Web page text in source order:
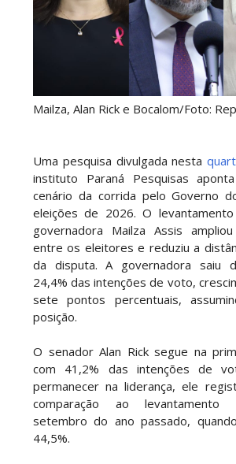
Mailza, Alan Rick e Bocalom/Foto:
Uma pesquisa divulgada nesta
instituto Paraná Pesquisas
cenário da corrida pelo Governo
eleições de 2026. O
governadora Mailza Assis
entre os eleitores e reduziu a
da disputa. A governadora saiu
24,4% das intenções de voto,
sete pontos percentuais,
posição.
O senador Alan Rick segue na
com 41,2% das intenções de
permanecer na liderança, ele
comparação ao levantamento
setembro do ano passado,
44,5%.